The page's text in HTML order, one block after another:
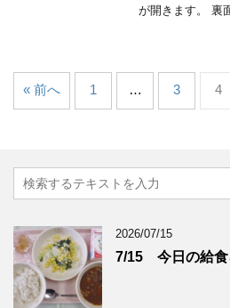
が開きます。 裏
« 前へ 1 … 3 4
2026/07/15
7/15 今日の給食